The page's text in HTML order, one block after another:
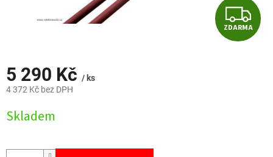
Z
D
ZDARMA
5 290 Kč / ks
4 372 Kč bez DPH
cena:
Skladem